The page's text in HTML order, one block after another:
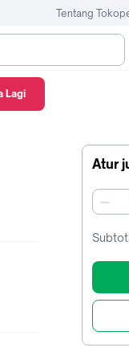
Tentang
Atur
jumlah
Lagi